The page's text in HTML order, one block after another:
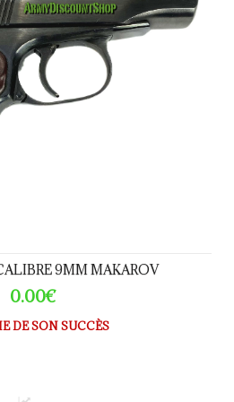
9MM MAKAROV
0.00€
DE SON SUCCÈS